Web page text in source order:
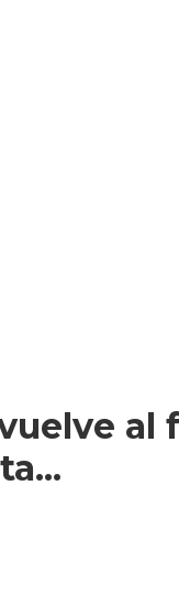
al